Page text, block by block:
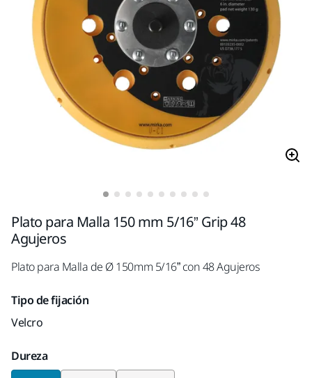
Plato para Malla 150 mm 5/16” Grip 48
Agujeros
Plato para Malla de Ø 150mm 5/16” con 48 Agujeros
Tipo de fijación
Velcro
Dureza